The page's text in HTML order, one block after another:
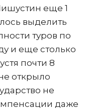
еще 1
выделить
туров по
и еще столько
почти 8
открыло
не
даже